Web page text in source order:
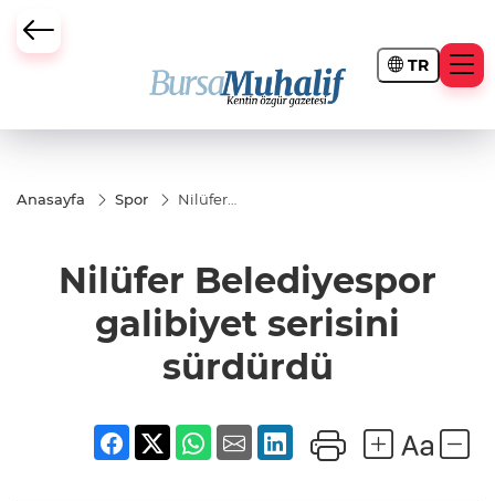
TR
Büyükşehir Darbesi
Anasayfa Spor
Nilüfer
sürdürdü
Nilüfer Belediyespor
galibiyet serisini
sürdürdü